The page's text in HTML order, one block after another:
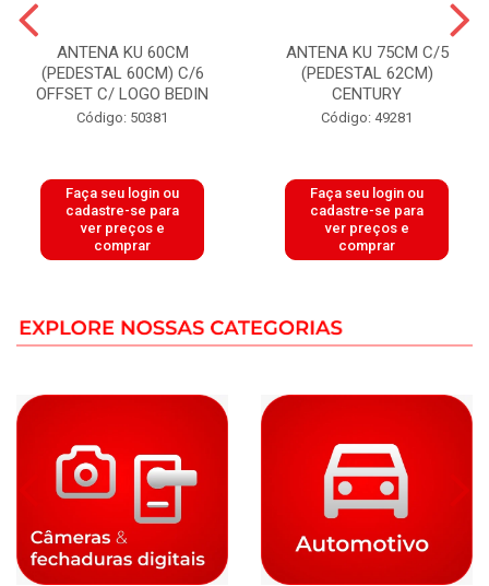
ANTENA KU 60CM
(PEDESTAL 60CM) C/6
OFFSET C/ LOGO BEDIN
Código: 50381
Faça seu login ou
cadastre-se para
ver preços e
comprar
ANTENA KU 75CM C/5
(PEDESTAL 62CM)
CENTURY
Código: 49281
Faça seu login ou
cadastre-se para
ver preços e
comprar